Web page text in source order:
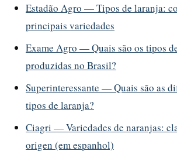
Estadão Agro — Tipos de laranja:
principais variedades
Exame Agro — Quais são os tipos
produzidas no Brasil?
Superinteressante — Quais são as
tipos de laranja?
Ciagri — Variedades de naranjas:
origen (em espanhol)